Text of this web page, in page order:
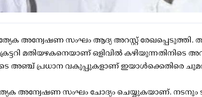
അന്വേഷണ സംഘം ആദ്യ അറസ്റ്റ് രേഖപ്പെടുത്തി.
മതിയഴകനെയാണ് ഒളിവില്‍ കഴിയുന്നതിനിടെ
അഞ്ച് പ്രധാന വകുപ്പുകളാണ് ഇയാള്‍ക്കെതിരെ
അന്വേഷണ സംഘം ചോദ്യം ചെയ്യുകയാണ്. നടനും